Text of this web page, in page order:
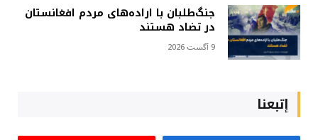
جنگ‌طلبان با اراده‌های مردم افغانستان
در تضاد هستند
9 آگست 2026
إتبعنا